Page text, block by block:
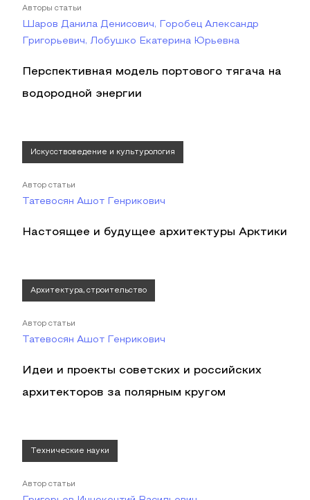
Авторы статьи
Шаров Данила Денисович, Горобец Александр
Григорьевич, Лобушко Екатерина Юрьевна
Перспективная модель портового тягача на
водородной энергии
Искусствоведение и культурология
Автор статьи
Татевосян Ашот Генрикович
Настоящее и будущее архитектуры Арктики
Архитектура, строительство
Автор статьи
Татевосян Ашот Генрикович
Идеи и проекты советских и российских
архитекторов за полярным кругом
Технические науки
Автор статьи